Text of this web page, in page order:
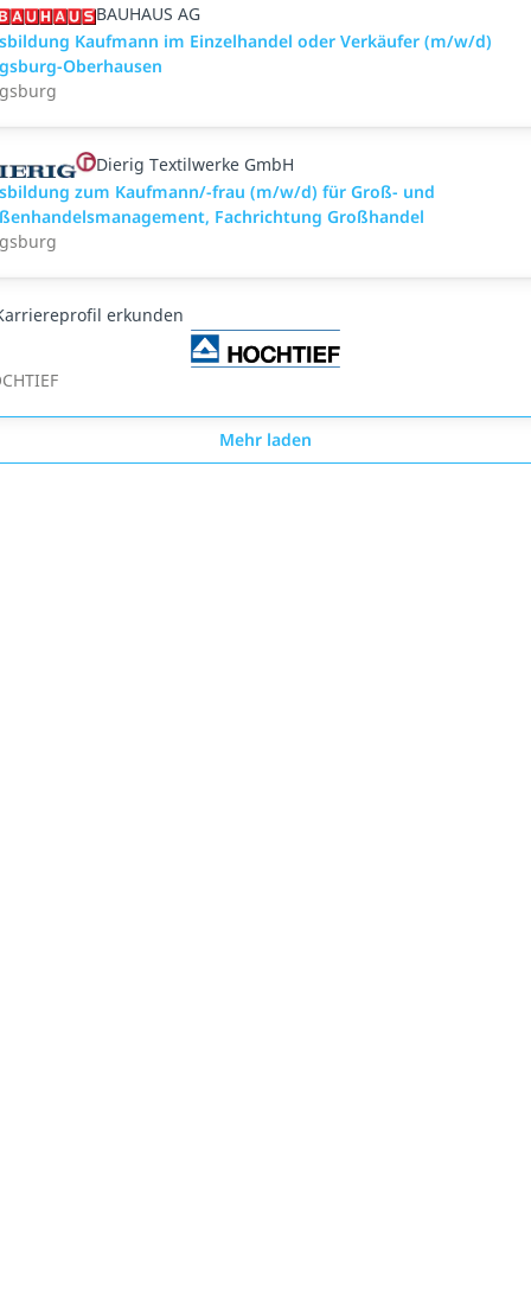
BAUHAUS AG
Kaufmann im Einzelhandel oder Verkäufer (m/w/d)
Oberhausen
Dierig Textilwerke GmbH
zum Kaufmann/-frau (m/w/d) für Groß- und
Fachrichtung Großhandel
erkunden
Mehr laden